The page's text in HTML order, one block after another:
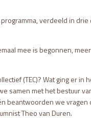
verdeeld in drie
mee is begonnen,
(TEC)? Wat ging
samen met het bestuur
beantwoorden we vragen
Theo van Duren.